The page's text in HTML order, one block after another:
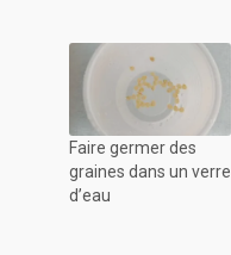
Faire germer des
graines dans un verre
d’eau